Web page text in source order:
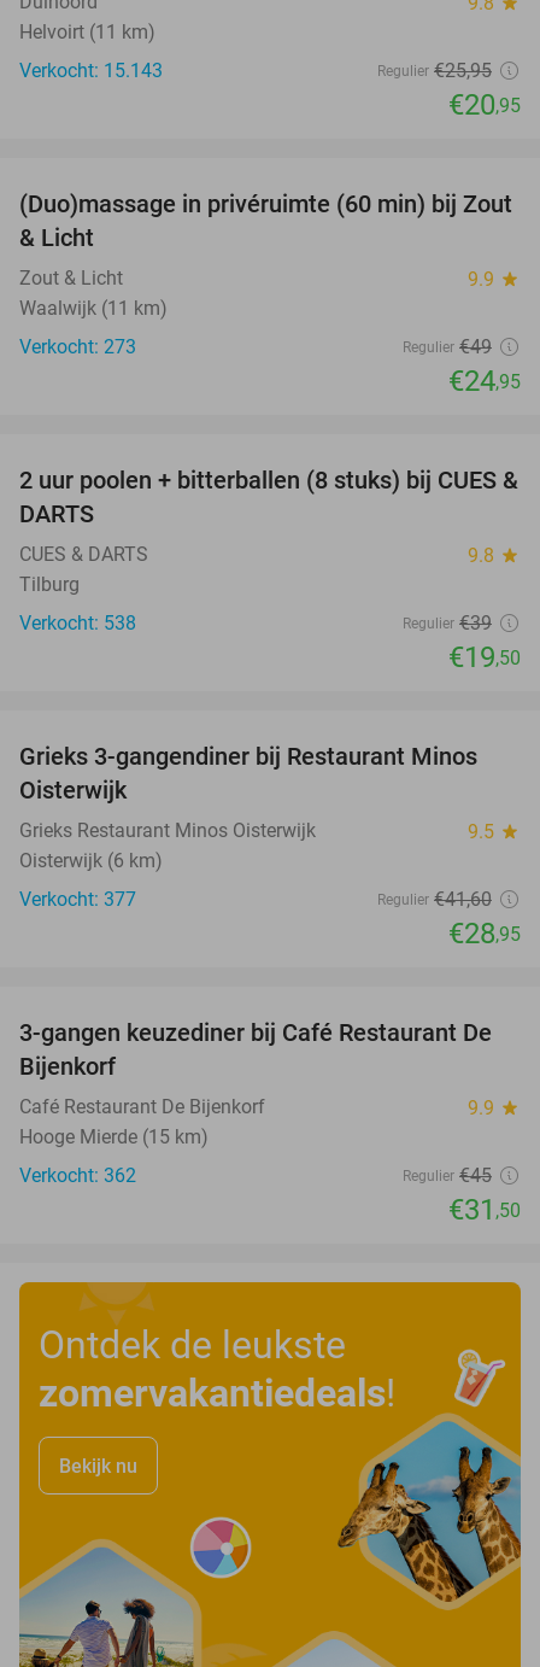
Helvoirt (11 km)
Verkocht: 15.143
Regulier €25,95
€20,95
49%
(Duo)massage in privéruimte (60 min) bij Zout
& Licht
Zout & Licht 9.9 star
Waalwijk (11 km)
Verkocht: 273
Regulier €49
€24,95
50%
2 uur poolen + bitterballen (8 stuks) bij CUES &
DARTS
CUES & DARTS 9.8 star
Tilburg
Verkocht: 538
Regulier €39
€19,50
30%
Grieks 3-gangendiner bij Restaurant Minos
Oisterwijk
Grieks Restaurant Minos Oisterwijk 9.5 star
Oisterwijk (6 km)
Verkocht: 377
Regulier €41,60
€28,95
30%
3-gangen keuzediner bij Café Restaurant De
Bijenkorf
Café Restaurant De Bijenkorf 9.9 star
Hooge Mierde (15 km)
Verkocht: 362
Regulier €45
€31 ,50
Ontdek de leukste
zomervakantiedeals!
Bekijk nu